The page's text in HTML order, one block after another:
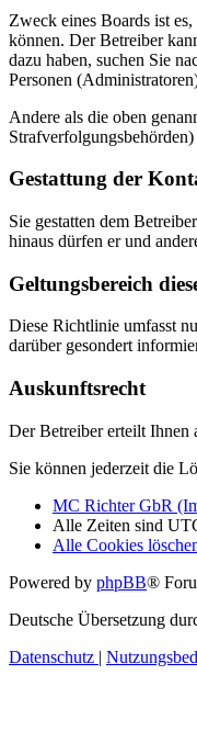
Zweck eines Boards ist
können. Der Betreiber
dazu haben, suchen Sie
Personen
Andere als die oben
Gestattung der
Sie gestatten dem
hinaus dürfen er und
Geltungsbereich
Diese Richtlinie umfasst
darüber gesondert
Auskunftsrecht
Der Betreiber erteilt Ihnen
Sie können jederzeit die
MC Richter GbR
Alle Zeiten sind
Alle Cookies
Powered by phpBB®
Deutsche Übersetzung
Datenschutz |